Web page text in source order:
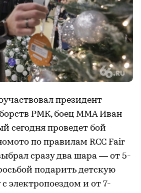
президент
РМК, боец ММА Иван
сегодня проведет бой
по правилам RCC Fair
сразу два шара — от 5-
подарить детскую
электропоездом и от 7-